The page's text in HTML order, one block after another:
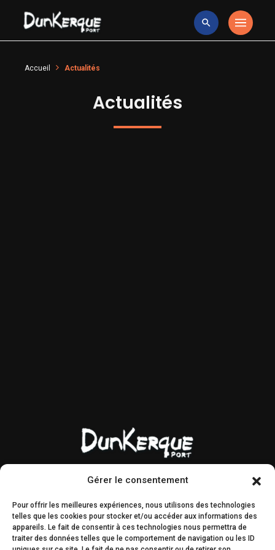
Gérer le consentement
Pour offrir les meilleures expériences, nous utilisons des technologies
telles que les cookies pour stocker et/ou accéder aux informations des
appareils. Le fait de consentir à ces technologies nous permettra de
traiter des données telles que le comportement de navigation ou les ID
Accueil Actualités
Actualités
Droit à l’image
Plan du site
AMI & MIS
Engagements